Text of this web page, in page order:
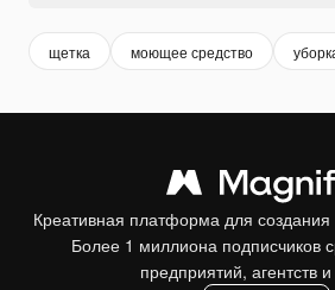
щетка моющее средство
Креативная платформа для
Более 1 миллиона подписчиков
предприятий, агентств